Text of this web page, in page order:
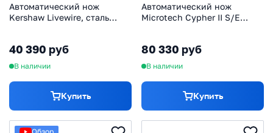
Автоматический нож
Kershaw Livewire, сталь
40 390 руб
В наличии
Купить
Автоматический нож
Microtech Cypher II S/E
зеленый/черный
80 330 руб
В наличии
Купить